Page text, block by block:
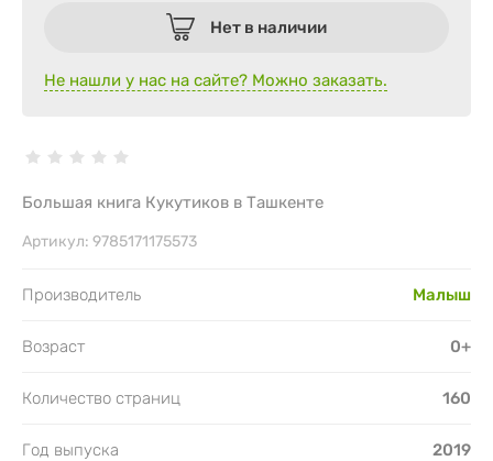
Нет в наличии
Не нашли у нас на сайте? Можно заказать.
Большая книга Кукутиков в Ташкенте
Артикул: 9785171175573
Производитель Малыш
Возраст 0+
Количество страниц 160
Год выпуска 2019